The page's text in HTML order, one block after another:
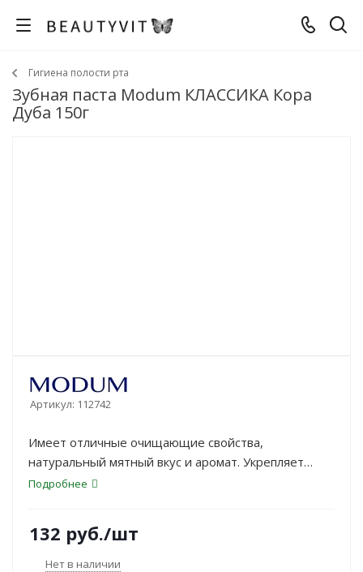
Гигиена полости рта
Зубная паста Modum КЛАССИКА Кора
Дуба 150г
Артикул: 112742
Имеет отличные очищающие свойства,
натуральный мятный вкус и аромат. Укрепляет
слабые дёсны. Устраняет плохой запах изо рта. На
Подробнее
132 руб./шт
Нет в наличии